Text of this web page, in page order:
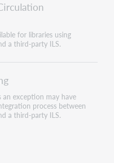
for libraries using
a third-party ILS.
exception may have
process between
a third-party ILS.